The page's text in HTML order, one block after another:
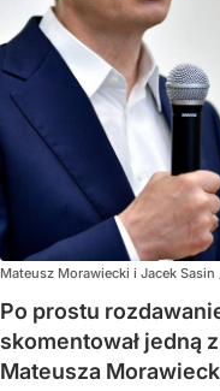
Mateusz Morawiecki i Jacek Sasin
Po prostu
skomentował jedną
Mateusza